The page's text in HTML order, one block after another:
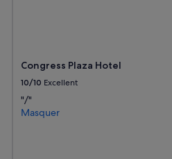
Congress Plaza Hotel
10/10 Excellent
"/"
Masquer